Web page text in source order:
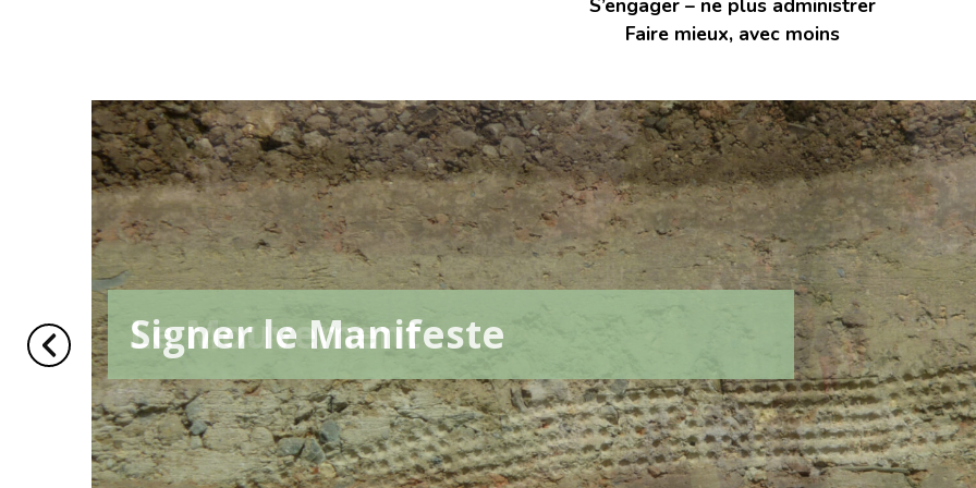
S’engager – ne plus administrer
Faire mieux, avec moins
Le Mouvement